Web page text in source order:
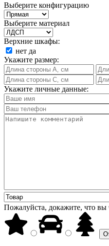
Выберите конфигурацию
Выберите материал
Верхние шкафы:
нет да
Укажите размер:
Укажите личные данные:
Пожалуйста, докажите, что вы